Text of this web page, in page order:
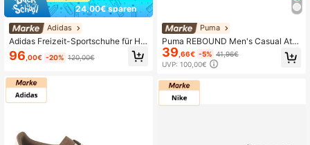
24,00€ sparen
Adidas
Adidas Freizeit-Sportschuhe für He
rren
96,00€ -20% 120,00€
Puma
Puma REBOUND Men's Casual Athl
etic Shoes Lace-Up Heritage Flexib
le Travel Training Street Style Black
391778-01
39 ,66€ -5% 41,96€
UVP: 100,00€